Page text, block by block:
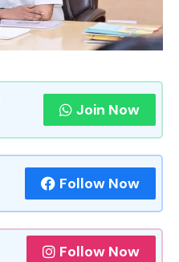
Join Now
Follow Now
Follow Now